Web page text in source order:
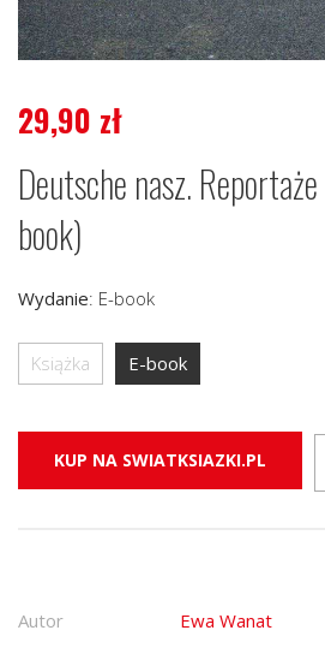
29,90 zł
Deutsche nasz.
book)
Wydanie: E-book
Książka E-book
KUP NA SWIATKSIAZKI.PL
Autor Ewa Wanat